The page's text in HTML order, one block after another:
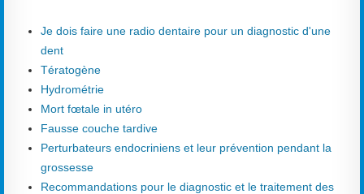
Je dois faire une radio dentaire pour un diagnostic d'une
dent
Tératogène
Hydrométrie
Mort fœtale in utéro
Fausse couche tardive
Perturbateurs endocriniens et leur prévention pendant la
grossesse
Recommandations pour le diagnostic et le traitement des